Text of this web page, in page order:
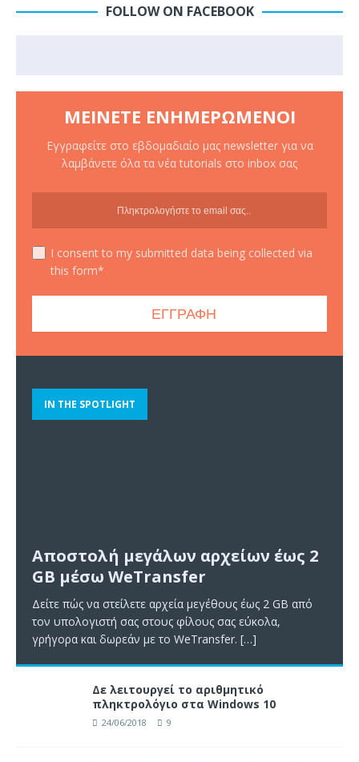
FOLLOW ON FACEBOOK
ΜΕΊΝΕΤΕ ΕΝΗΜΕΡΩΜΈΝΟΙ
Εγγραφείτε στο εβδομαδιαίο μας newsletter για να
λαμβάνετε όλα τα νέα tutorials στο inbox σας
I consent to my submitted data being collected via
this form*
IN THE SPOTLIGHT
Αποστολή μεγάλων αρχείων έως 2
GB μέσω WeTransfer
Δείτε πώς να στείλετε αρχεία μεγέθους έως 2 GB από
τον υπολογιστή σας στους φίλους σας εύκολα,
γρήγορα και δωρεάν με το WeTransfer. […]
Δε λειτουργεί το αριθμητικό
πληκτρολόγιο στα Windows 10
24/06/2018 9